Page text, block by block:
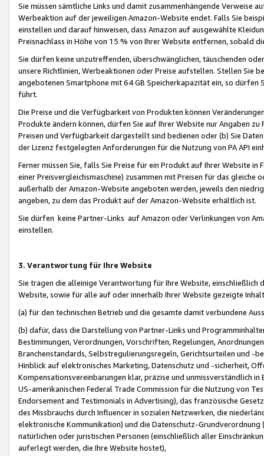
Sie müssen sämtliche Links und damit zusammenhängende
Werbeaktion auf der jeweiligen Amazon-Website endet. Falls Sie
einstellen und darauf hinweisen, dass Amazon auf ausgewählte
Preisnachlass in Höhe von 15 % von Ihrer Website entfernen, sobald
Sie dürfen keine unzutreffenden, überschwänglichen, täuschenden
unsere Richtlinien, Werbeaktionen oder Preise aufstellen. Stellen Sie
angebotenen Smartphone mit 64 GB Speicherkapazität ein, so dürfen
führt.
Die Preise und die Verfügbarkeit von Produkten können
Produkte ändern können, dürfen Sie auf Ihrer Website nur Angaben
Preisen und Verfügbarkeit dargestellt sind bedienen oder (b) Sie
der Lizenz festgelegten Anforderungen für die Nutzung von PA API
Ferner müssen Sie, falls Sie Preise für ein Produkt auf Ihrer Website
einer Preisvergleichsmaschine) zusammen mit Preisen für das
außerhalb der Amazon-Website angeboten werden, jeweils den
angeben, zu dem das Produkt auf der Amazon-Website erhältlich ist.
Sie dürfen keine Partner-Links auf Amazon oder Verlinkungen von
einstellen.
3. Verantwortung für Ihre Website
Sie tragen die alleinige Verantwortung für Ihre Website,
Website, sowie für alle auf oder innerhalb Ihrer Website gezeigte
(a) für den technischen Betrieb und die gesamte damit verbundene
(b) dafür, dass die Darstellung von Partner-Links und
Bestimmungen, Verordnungen, Vorschriften, Regelungen,
Branchenstandards, Selbstregulierungsregeln, Gerichtsurteilen und -
Hinblick auf elektronisches Marketing, Datenschutz und -sicherheit,
Kompensationsvereinbarungen klar, präzise und unmissverständlich
US-amerikanischen Federal Trade Commission für die Nutzung von
Endorsement and Testimonials in Advertising), das französische
des Missbrauchs durch Influencer in sozialen Netzwerken, die
elektronische Kommunikation) und die Datenschutz-
natürlichen oder juristischen Personen (einschließlich aller
auferlegt werden, die Ihre Website hostet),